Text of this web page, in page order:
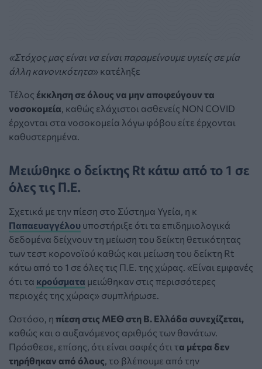
«Στόχος μας είναι να είναι παραμείνουμε υγιείς σε μία
άλλη κανονικότητα» κατέληξε
Τέλος έκκληση σε όλους να μην αποφεύγουν τα
νοσοκομεία , καθώς ελάχιστοι ασθενείς NON CΟVID
έρχονται στα νοσοκομεία λόγω φόβου είτε έρχονται
καθυστερημένα.
Μειώθηκε ο δείκτης Rt κάτω από το 1 σε
όλες τις Π.Ε.
Σχετικά με την πίεση στο Σύστημα Υγεία, η κ
Παπαευαγγέλου υποστήριξε ότι τα επιδημιολογικά
δεδομένα δείχνουν τη μείωση του δείκτη θετικότητας
των τεστ κορονοϊού καθώς και μείωση του δείκτη Rt
κάτω από το 1 σε όλες τις Π.Ε. της χώρας. «Είναι εμφανές
ότι τα κρούσματα μειώθηκαν στις περισσότερες
περιοχές της χώρας» συμπλήρωσε.
Ωστόσο, η πίεση στις ΜΕΘ στη Β. Ελλάδα συνεχίζεται,
καθώς και ο αυξανόμενος αριθμός των θανάτων.
Πρόσθεσε, επίσης, ότι είναι σαφές ότι τα μέτρα δεν
τηρήθηκαν από όλους , το βλέπουμε από την